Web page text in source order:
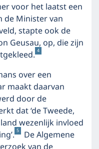
voor het laatst een
de Minister van
stapte ook de
Geusau, op, die zijn
4
over een
maakt daarvan
door de
dat ‘de Tweede,
wezenlijk invloed
5
De Algemene